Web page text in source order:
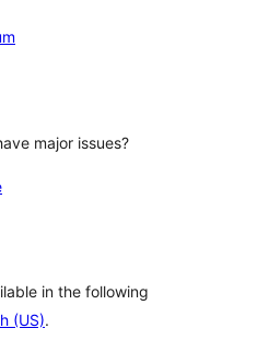
major issues?
in the following
(US).